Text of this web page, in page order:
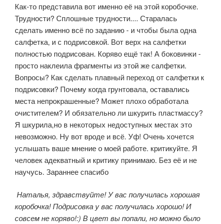
Как-то представила вот именно её на этой коробочке.
Трудности? Сплошные трудности.... Старалась
сделать именно всё по заданию - и чтобы была одна
салфетка, и с подрисовкой. Вот верх на салфетки
полностью подрисован. Коряво ещё так! А боковинки -
просто наклеила фрагменты из этой же салфетки.
Вопросы? Как сделать плавный переход от салфетки к
подрисовки? Почему когда грунтовала, оставались
места непрокрашенные? Может плохо обработала
очистителем? И обязательно ли шкурить пластмассу?
Я шкурила,но в некоторых недоступных местах это
невозможно. Ну вот вроде и всё. Уф! Очень хочется
услышать ваше мнение о моей работе. критикуйте. Я
человек адекватный и критику принимаю. Без её и не
научусь. Зараннее спасибо
Наталья, здравствуйте!У вас получилась хорошая
коробочка! Подрисовка у вас получилась хорошо! И
совсем не коряво!:) В цвет вы попали, но можно было